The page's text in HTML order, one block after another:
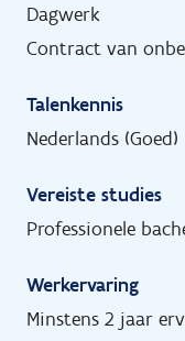
Dagwerk
Contract van
Talenkennis
Nederlands (Goed)
Vereiste studies
Professionele
Werkervaring
Minstens 2 jaar